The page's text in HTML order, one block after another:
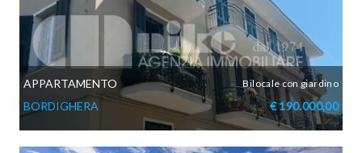
APPARTAMENTO
BORDIGHERA
Bilocale con giardino
€ 190.000,00